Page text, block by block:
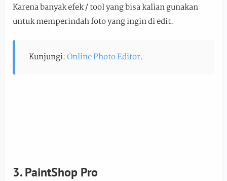
Karena banyak efek / tool yang bisa kalian gunakan
untuk memperindah foto yang ingin di edit.
Kunjungi:Online Photo Editor.
3. PaintShop Pro